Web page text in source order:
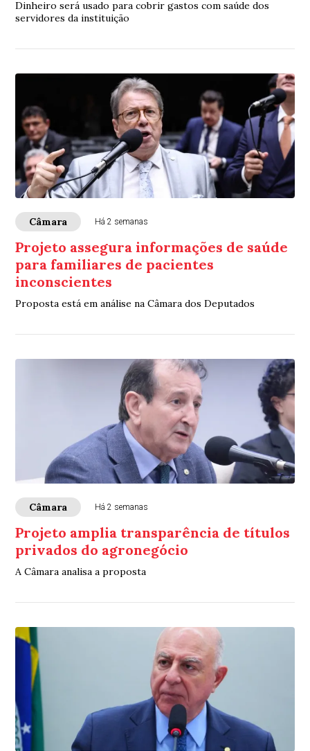
Dinheiro será usado para cobrir gastos com saúde dos
servidores da instituição
Câmara Há 2 semanas
Projeto assegura informações de saúde
para familiares de pacientes
inconscientes
Proposta está em análise na Câmara dos Deputados
Câmara Há 2 semanas
Projeto amplia transparência de títulos
privados do agronegócio
A Câmara analisa a proposta